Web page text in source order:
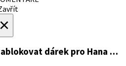
dárek pro Hana …